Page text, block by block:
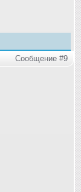
Сообщение #9